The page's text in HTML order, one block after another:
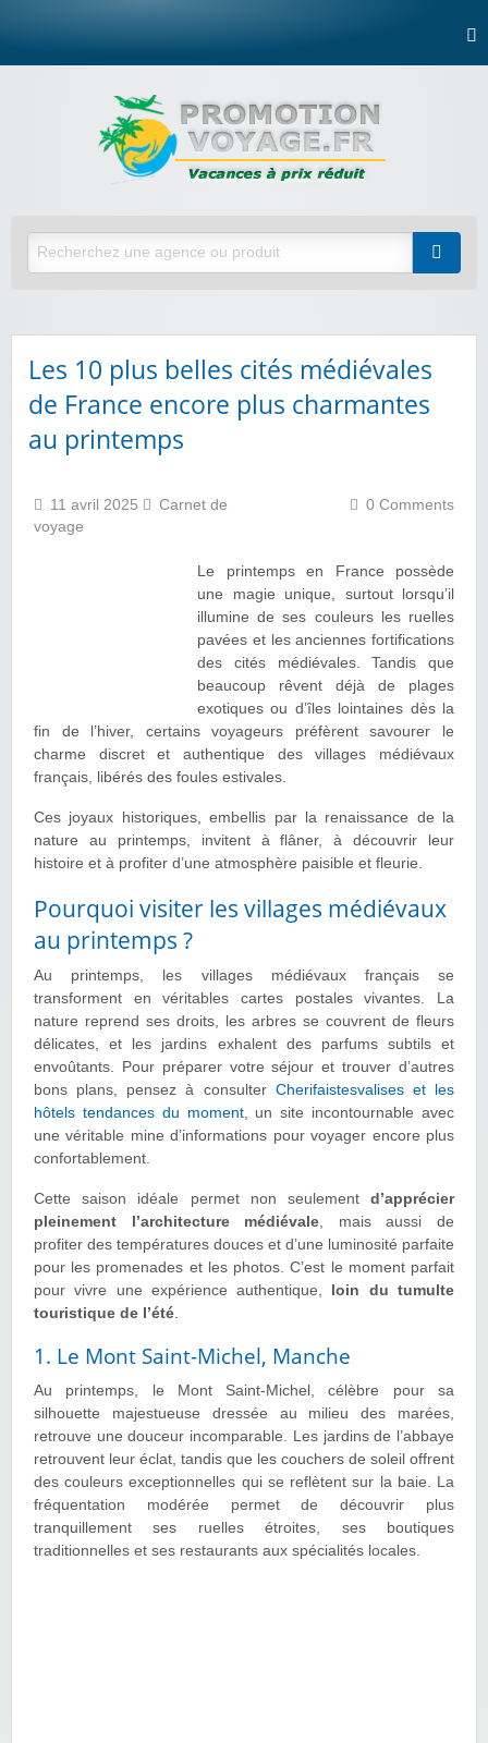
Les 10 plus belles cités médiévales
de France encore plus charmantes
au printemps
11 avril 2025
Carnet de
voyage
0 Comments
Le printemps en France possède
une magie unique, surtout lorsqu’il
illumine de ses couleurs les ruelles
pavées et les anciennes fortifications
des cités médiévales. Tandis que
beaucoup rêvent déjà de plages
exotiques ou d’îles lointaines dès la
fin de l’hiver, certains voyageurs préfèrent savourer le
charme discret et authentique des villages médiévaux
français, libérés des foules estivales.
Ces joyaux historiques, embellis par la renaissance de la
nature au printemps, invitent à flâner, à découvrir leur
histoire et à profiter d’une atmosphère paisible et fleurie.
Pourquoi visiter les villages médiévaux
au printemps ?
Au printemps, les villages médiévaux français se
transforment en véritables cartes postales vivantes. La
nature reprend ses droits, les arbres se couvrent de fleurs
délicates, et les jardins exhalent des parfums subtils et
envoûtants. Pour préparer votre séjour et trouver d’autres
bons plans, pensez à consulter Cherifaistesvalises et les
hôtels tendances du moment, un site incontournable avec
une véritable mine d’informations pour voyager encore plus
confortablement.
Cette saison idéale permet non seulement d’apprécier
pleinement l’architecture médiévale, mais aussi de
profiter des températures douces et d’une luminosité parfaite
pour les promenades et les photos. C’est le moment parfait
pour vivre une expérience authentique,
loin du tumulte
touristique de l’été.
1. Le Mont Saint-Michel, Manche
Au printemps, le Mont Saint-Michel, célèbre pour sa
silhouette majestueuse dressée au milieu des marées,
retrouve une douceur incomparable. Les jardins de l’abbaye
retrouvent leur éclat, tandis que les couchers de soleil offrent
des couleurs exceptionnelles qui se reflètent sur la baie. La
fréquentation modérée permet de découvrir plus
tranquillement ses ruelles étroites, ses boutiques
traditionnelles et ses restaurants aux spécialités locales.